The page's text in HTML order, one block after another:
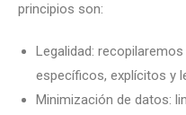
principios son:
Legalidad:
específicos, explícitos y
Minimización de datos: